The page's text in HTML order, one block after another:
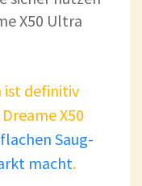
X50 Ultra
ist definitiv
X50
Saug-
macht.